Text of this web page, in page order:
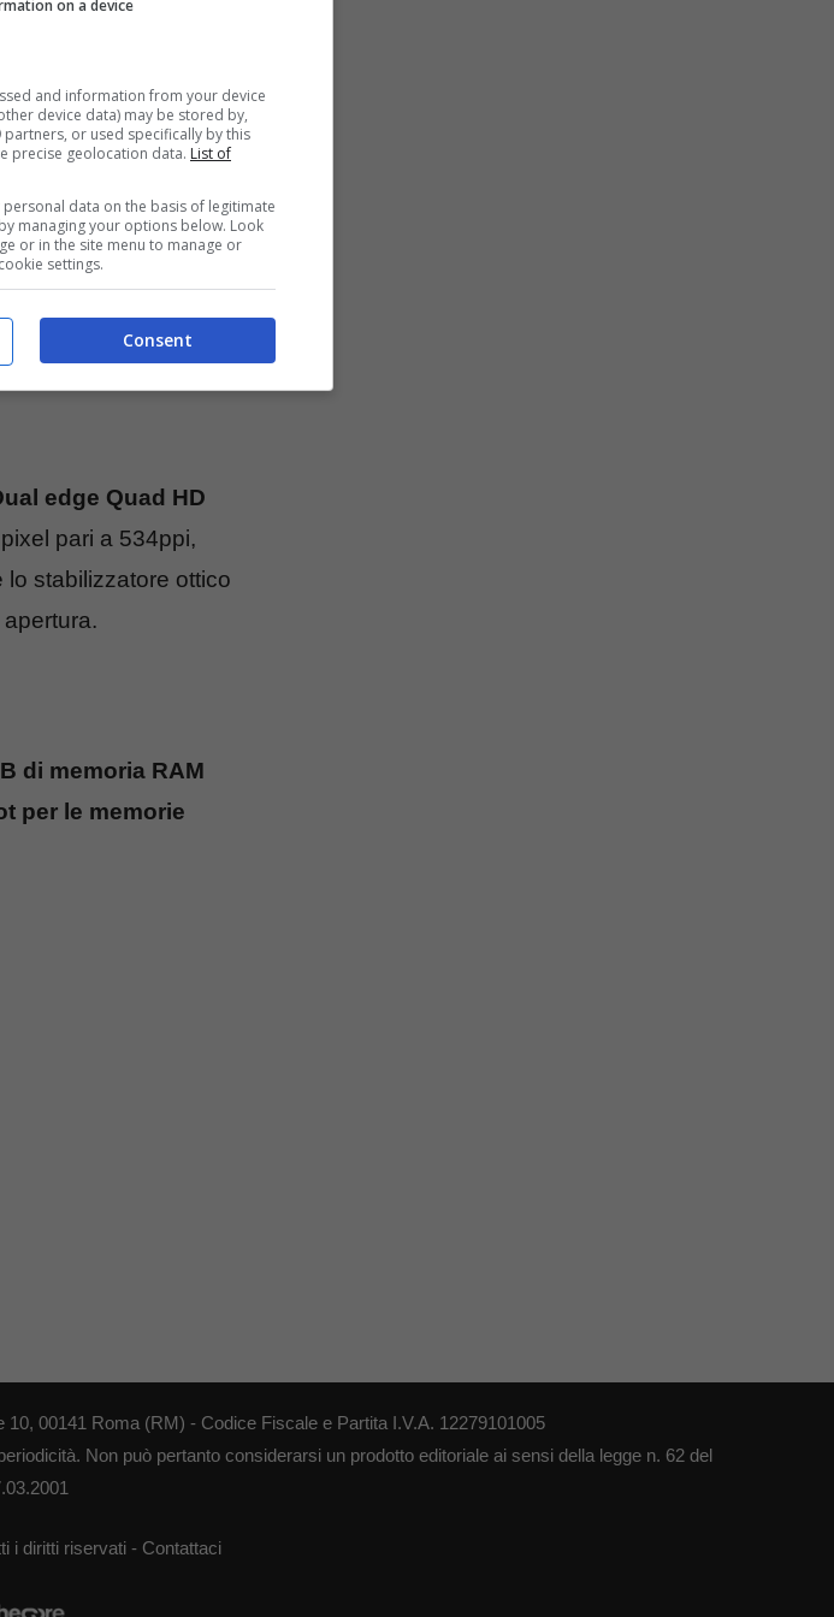
aggiornati.
edge Quad HD
pari a 534ppi,
lo stabilizzatore ottico
di memoria RAM
per le memorie
00141 Roma (RM) - Codice Fiscale e Partita I.V.A. 12279101005
Non può pertanto considerarsi un prodotto editoriale ai sensi della legge n. 62 del
i diritti riservati - Contattaci
on a device
and information from your device
device data) may be stored by,
or used specifically by this
precise geolocation data. List of
data on the basis of legitimate
managing your options below. Look
or in the site menu to manage or
settings.
Consent